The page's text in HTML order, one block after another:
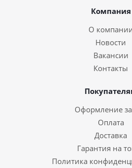
Компания
О
Новости
Вакансии
Контакты
Оформление
Оплата
Доставка
Гарантия на
Политика